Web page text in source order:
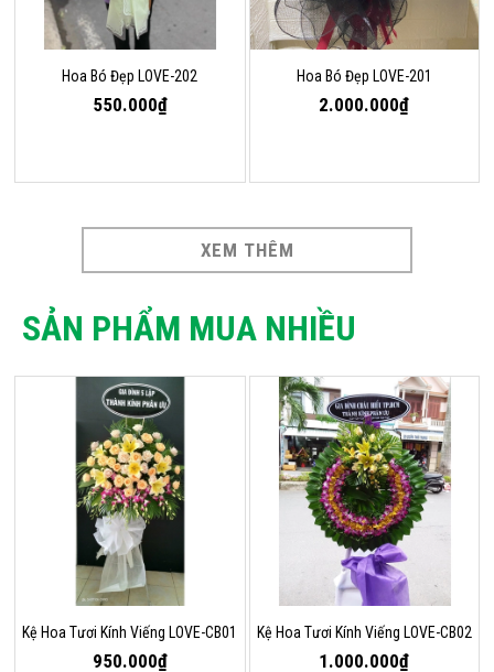
Hoa Bó Đẹp LOVE-202
550.000₫
Hoa Bó Đẹp LOVE-201
2.000.000₫
XEM THÊM
SẢN PHẨM MUA NHIỀU
Kệ Hoa Tươi Kính Viếng LOVE-CB01
950.000₫
Kệ Hoa Tươi Kính Viếng LOVE-CB02
1.000.000₫